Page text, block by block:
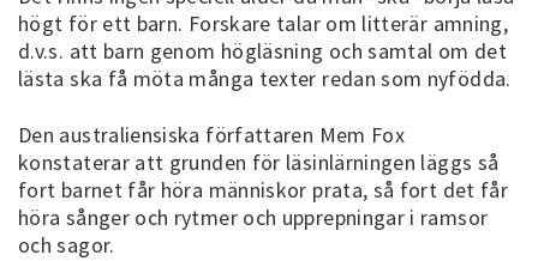
högt för ett barn. Forskare talar om litterär amning,
d.v.s. att barn genom högläsning och samtal om det
lästa ska få möta många texter redan som nyfödda.
Den australiensiska författaren Mem Fox
konstaterar att grunden för läsinlärningen läggs så
fort barnet får höra människor prata, så fort det får
höra sånger och rytmer och upprepningar i ramsor
och sagor.